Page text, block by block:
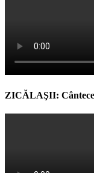
ZICĂLAŞII: